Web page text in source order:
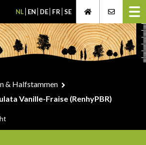
NL EN DE FR SE
& Halfstammen
Vanille-Fraise (RenhyPBR)